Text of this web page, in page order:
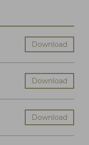
Download
Download
Download